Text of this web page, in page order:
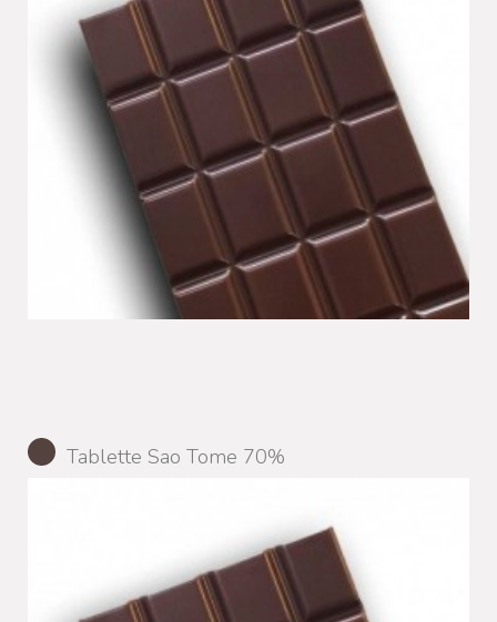
Tablette Sao Tome 70%